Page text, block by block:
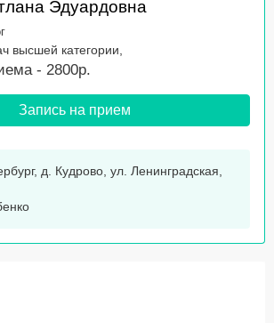
Эдуардовна
высшей категории,
- 2800р.
Запись на прием
д. Кудрово, ул. Ленинградская,